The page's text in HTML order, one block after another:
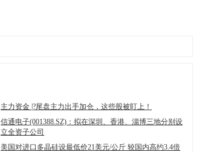
主力资金 |?尾盘主力出手加仓，这些股被盯上！
信通电子(001388.SZ)：拟在深圳、香港、淄博三地分别设
立全资子公司
美国对进口多晶硅设最低价21美元/公斤 较国内高约3.4倍